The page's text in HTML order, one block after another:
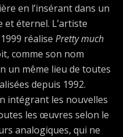
en l’insérant dans un
éternel. L’artiste
réalise Pretty much
comme son nom
un même lieu de toutes
depuis 1992.
intégrant les nouvelles
les œuvres selon le
analogiques, qui ne